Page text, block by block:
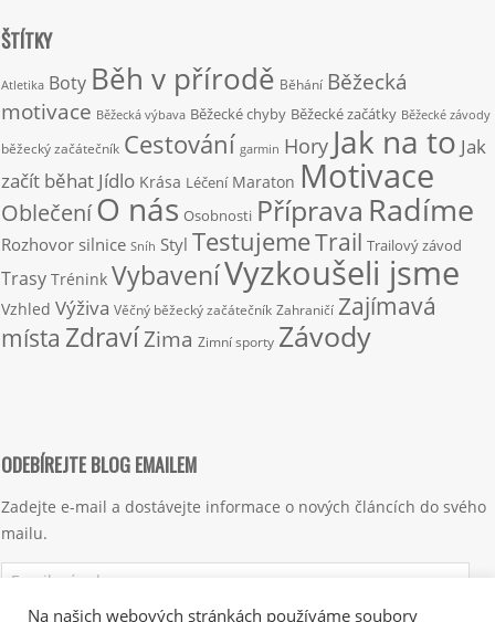
ŠTÍTKY
Atletika Boty Běh v přírodě Běhání Běžecká
motivace Běžecká výbava Běžecké chyby Běžecké začátky Běžecké závody
běžecký začátečník Cestování garmin Hory Jak na to Jak
začít běhat Jídlo Krása Léčení Maraton Motivace
OblečeníO nás Osobnosti Příprava Radíme
Rozhovor silnice Sníh Styl TestujemeTrail Trailový závod
Trasy Trénink VybaveníVyzkoušeli jsme
Vzhled Výživa Věčný běžecký začátečník Zahraničí Zajímavá
místa ZdravíZima Zimní sporty Závody
ODEBÍREJTE BLOG EMAILEM
Zadejte e-mail a dostávejte informace o nových článcích do svého
mailu.
Emailová
Na našich webových stránkách používáme soubory